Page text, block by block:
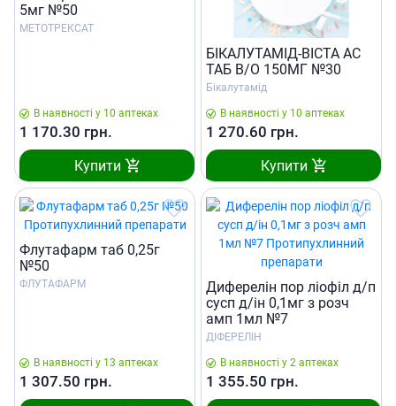
5мг №50
МЕТОТРЕКСАТ
В наявності у 10 аптеках
1 170.30 грн.
Купити
БІКАЛУТАМІД-ВІСТА АС
ТАБ В/О 150МГ №30
Бікалутамід
В наявності у 10 аптеках
1 270.60 грн.
Купити
Флутафарм таб 0,25г
№50
ФЛУТАФАРМ
В наявності у 13 аптеках
1 307.50 грн.
Диферелiн пор лiофiл д/п
сусп д/iн 0,1мг з розч
амп 1мл №7
ДІФЕРЕЛІН
В наявності у 2 аптеках
1 355.50 грн.